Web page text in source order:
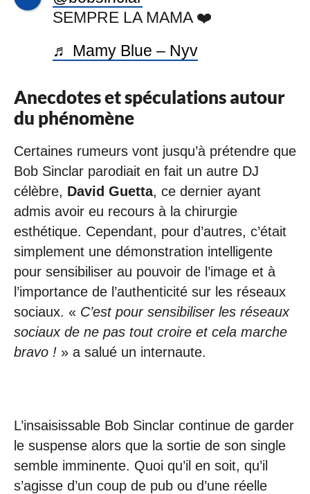
SEMPRE LA MAMA ❤️
♬ Mamy Blue – Nyv
Anecdotes et spéculations autour
du phénomène
Certaines rumeurs vont jusqu’à prétendre que
Bob Sinclar parodiait en fait un autre DJ
célèbre, David Guetta, ce dernier ayant
admis avoir eu recours à la chirurgie
esthétique. Cependant, pour d’autres, c’était
simplement une démonstration intelligente
pour sensibiliser au pouvoir de l’image et à
l’importance de l’authenticité sur les réseaux
sociaux. « C’est pour sensibiliser les réseaux
sociaux de ne pas tout croire et cela marche
bravo ! » a salué un internaute.
L’insaisissable Bob Sinclar continue de garder
le suspense alors que la sortie de son single
semble imminente. Quoi qu’il en soit, qu’il
s’agisse d’un coup de pub ou d’une réelle